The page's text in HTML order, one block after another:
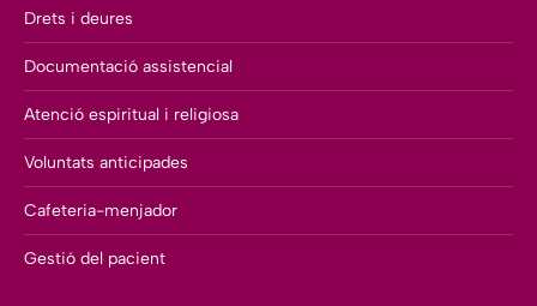
Drets i deures
Documentació assistencial
Atenció espiritual i religiosa
Voluntats anticipades
Cafeteria-menjador
Gestió del pacient